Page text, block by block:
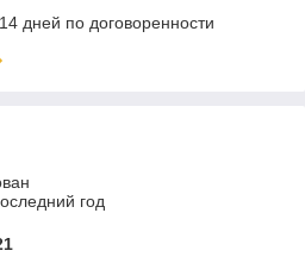
дней по договоренности
год